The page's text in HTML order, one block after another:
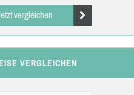
vergleichen
VERGLEICHEN